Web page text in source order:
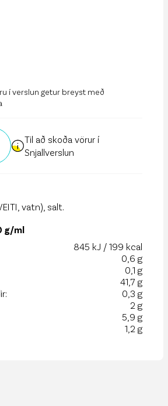
í verslun getur breyst með
Til að skoða vörur í
Snjallverslun
vatn), salt.
g/ml
845 kJ / 199 kcal
0,6 g
0,1 g
41,7 g
0,3 g
2 g
5,9 g
1,2 g